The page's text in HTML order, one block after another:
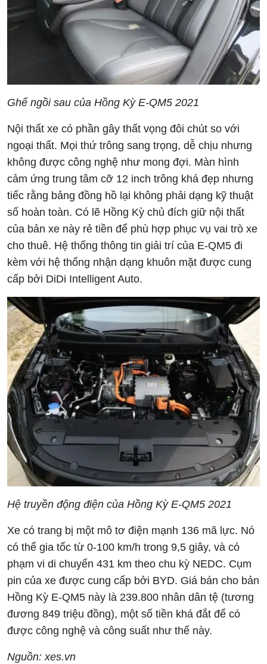
Ghế ngồi sau của Hồng Kỳ E-QM5 2021
Nội thất xe có phần gây thất vọng đôi chút so với
ngoại thất. Mọi thứ trông sang trọng, dễ chịu nhưng
không được công nghệ như mong đợi. Màn hình
cảm ứng trung tâm cỡ 12 inch trông khá đẹp nhưng
tiếc rằng bảng đồng hồ lại không phải dạng kỹ thuật
số hoàn toàn. Có lẽ Hồng Kỳ chủ đích giữ nội thất
của bản xe này rẻ tiền để phù hợp phục vụ vai trò xe
cho thuê. Hệ thống thông tin giải trí của E-QM5 đi
kèm với hệ thống nhận dạng khuôn mặt được cung
cấp bởi DiDi Intelligent Auto.
Hệ truyền động điện của Hồng Kỳ E-QM5 2021
Xe có trang bị một mô tơ điện mạnh 136 mã lực. Nó
có thể gia tốc từ 0-100 km/h trong 9,5 giây, và có
phạm vi di chuyển 431 km theo chu kỳ NEDC. Cụm
pin của xe được cung cấp bởi BYD. Giá bán cho bản
Hồng Kỳ E-QM5 này là 239.800 nhân dân tệ (tương
đương 849 triệu đồng), một số tiền khá đắt để có
được công nghệ và công suất như thế này.
Nguồn: xes.vn